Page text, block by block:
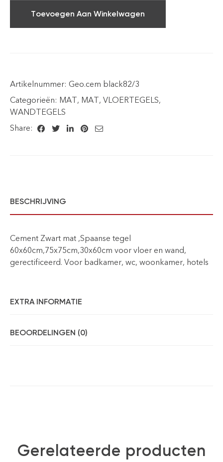
Toevoegen Aan Winkelwagen
Artikelnummer: Geo.cem black82/3
Categorieën: MAT, MAT, VLOERTEGELS,
WANDTEGELS
Share:
BESCHRIJVING
Cement Zwart mat ,Spaanse tegel
60x60cm,75x75cm,30x60cm voor vloer en wand,
gerectificeerd. Voor badkamer, wc, woonkamer, hotels
EXTRA INFORMATIE
BEOORDELINGEN (0)
Gerelateerde producten